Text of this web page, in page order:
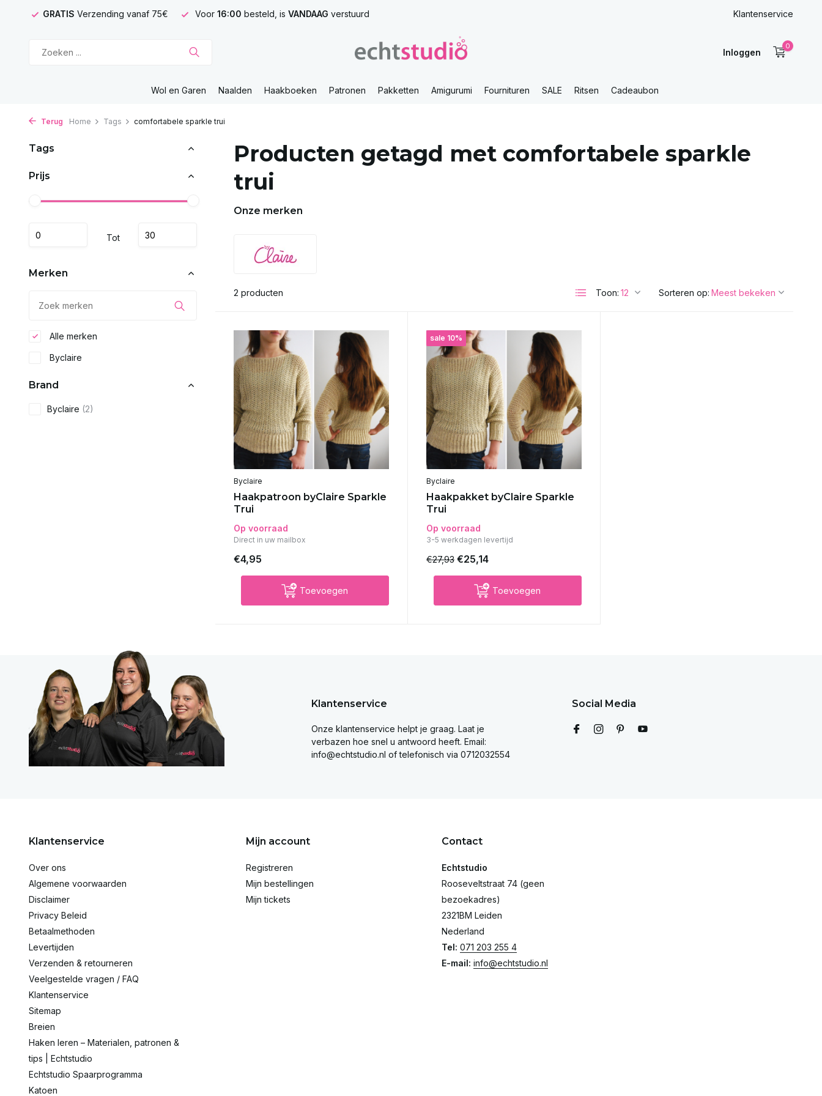
GRATIS Verzending vanaf 75€ Voor 16:00 besteld, is VANDAAG verstuurd Klantenservice
Inloggen
0
Wol en Garen Naalden Haakboeken Patronen Pakketten Amigurumi Fournituren SALE Ritsen Cadeaubon
Terug Home Tags comfortabele sparkle trui
Tags
Prijs
Tot
Merken
Alle merken
Byclaire
Brand
Byclaire (2)
Producten getagd met comfortabele sparkle
trui
Onze merken
2 producten Toon: Sorteren op:
Byclaire
Haakpatroon byClaire Sparkle
Trui
Op voorraad
Direct in uw mailbox
€4,95
Toevoegen
sale 10%
Byclaire
Haakpakket byClaire Sparkle
Trui
Op voorraad
3-5 werkdagen levertijd
€27,93 €25,14
Toevoegen
Klantenservice
Onze klantenservice helpt je graag. Laat je
verbazen hoe snel u antwoord heeft. Email:
info@echtstudio.nl of telefonisch via 0712032554
Social Media
Klantenservice
Over ons
Algemene voorwaarden
Disclaimer
Privacy Beleid
Betaalmethoden
Levertijden
Verzenden & retourneren
Veelgestelde vragen / FAQ
Klantenservice
Sitemap
Breien
Haken leren – Materialen, patronen &
tips | Echtstudio
Echtstudio Spaarprogramma
Katoen
Mijn account
Registreren
Mijn bestellingen
Mijn tickets
Contact
Echtstudio
Rooseveltstraat 74 (geen
bezoekadres)
2321BM Leiden
Nederland
Tel: 071 203 255 4
E-mail: info@echtstudio.nl